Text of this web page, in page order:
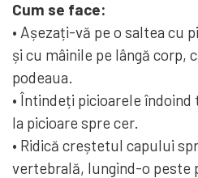
Cum se face:
• Așezați-vă pe o saltea cu
și cu mâinile pe lângă corp,
podeaua.
• Întindeți picioarele
la picioare spre cer.
• Ridică creștetul capului
vertebrală, lungind-o peste